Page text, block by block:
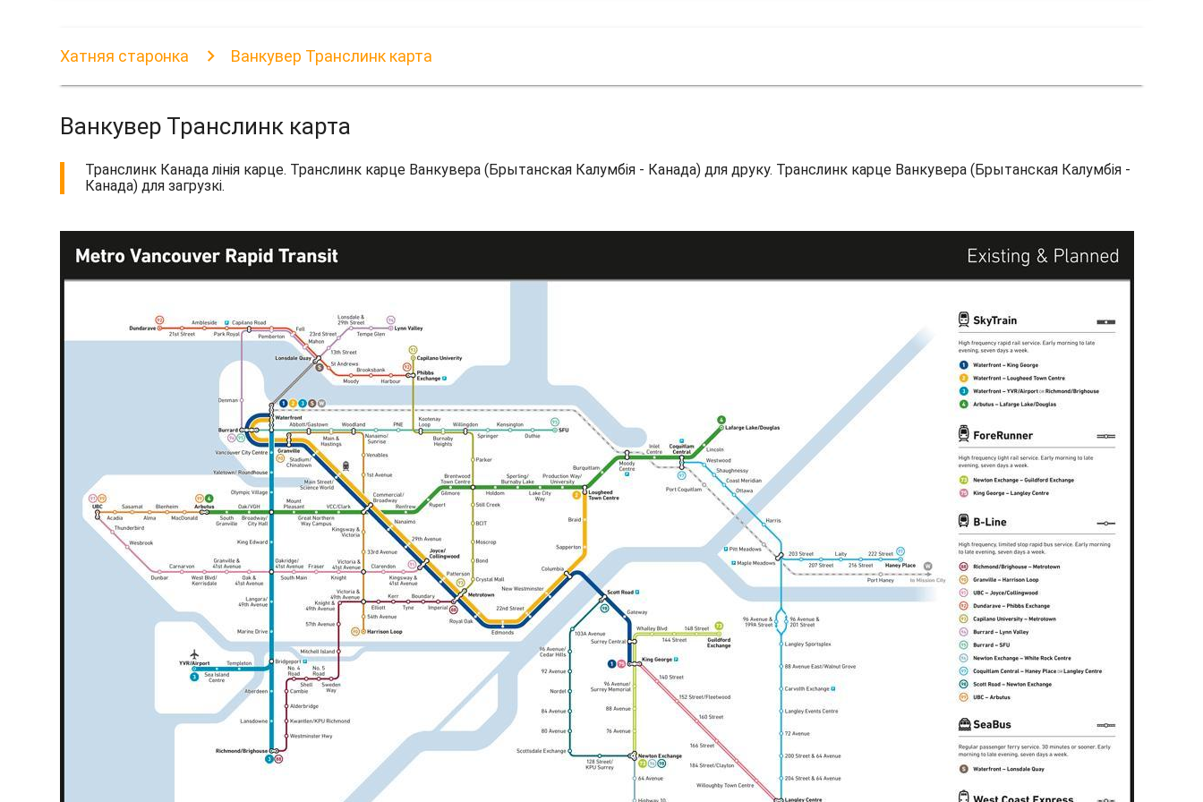
Хатняя старонка Ванкувер Транслинк карта
Ванкувер Транслинк карта
Транслинк Канада лінія карце. Транслинк карце Ванкувера (Брытанская Калумбія - Канада) для друку. Транслинк карце Ванкувера (Брытанская Калумбія -
Канада) для загрузкі.